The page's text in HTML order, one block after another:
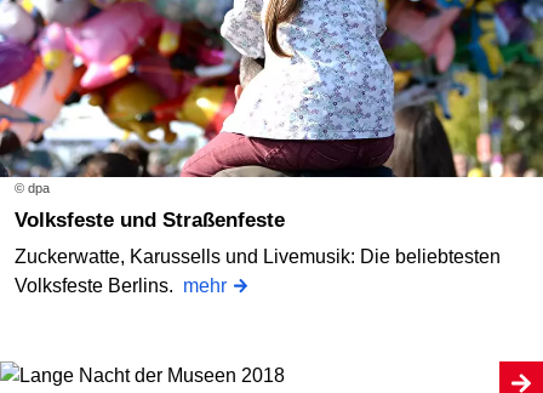
© dpa
Volksfeste und Straßenfeste
Zuckerwatte, Karussells und Livemusik: Die beliebtesten
Volksfeste Berlins. mehr